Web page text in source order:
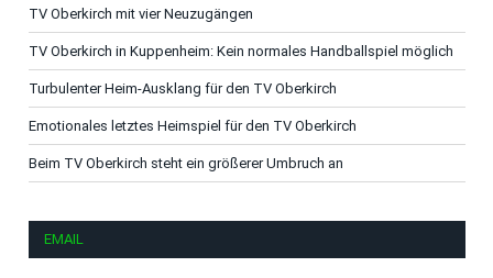
TV Oberkirch mit vier Neuzugängen
TV Oberkirch in Kuppenheim: Kein normales Handballspiel möglich
Turbulenter Heim-Ausklang für den TV Oberkirch
Emotionales letztes Heimspiel für den TV Oberkirch
Beim TV Oberkirch steht ein größerer Umbruch an
EMAIL